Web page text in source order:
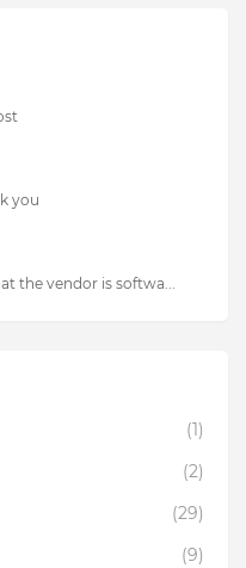
you
the vendor is softwa...
(1)
(2)
(29)
(9)